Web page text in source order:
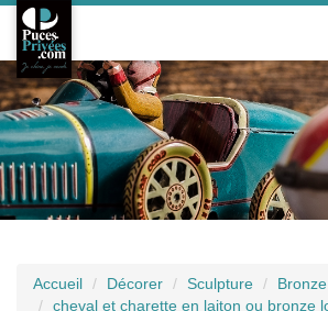
Accueil Décorer Sculpture
cheval et charette en laiton ou bronze